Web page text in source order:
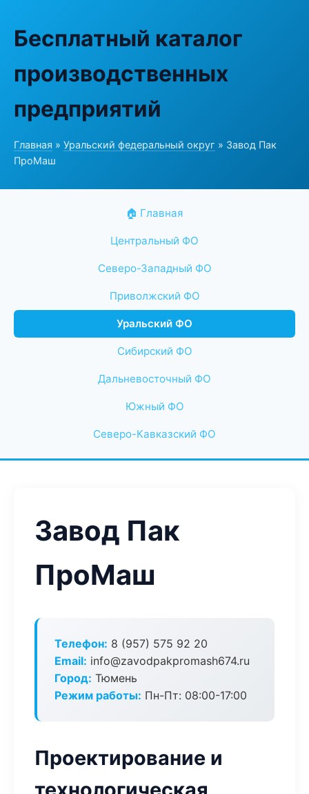
Бесплатный каталог
производственных
предприятий
Главная » Уральский федеральный округ » Завод Пак
ПроМаш
🏠 Главная
Центральный ФО
Северо-Западный ФО
Приволжский ФО
Уральский ФО
Сибирский ФО
Дальневосточный ФО
Южный ФО
Северо-Кавказский ФО
Завод Пак
ПроМаш
Телефон: 8 (957) 575 92 20
Email: info@zavodpakpromash674.ru
Город: Тюмень
Режим работы: Пн-Пт: 08:00-17:00
Проектирование и